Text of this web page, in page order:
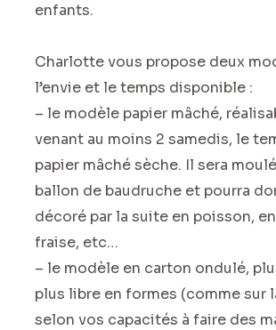
enfants.
Charlotte vous propose deux
l’envie et le temps disponible :
– le modèle papier mâché,
venant au moins 2 samedis, le
papier mâché sèche. Il sera
ballon de baudruche et pourra
décoré par la suite en poisson,
fraise, etc…
– le modèle en carton ondulé,
plus libre en formes (comme sur
selon vos capacités à faire des